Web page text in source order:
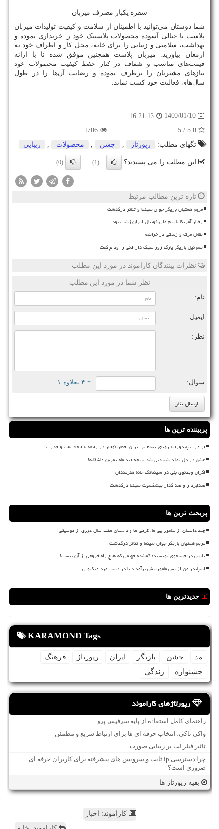
سفره یکبار مصرف میزبان
شما دوستان می‌توانید با اطمینان از سلامت و کیفیت تولیدات میزبان
پلاست با خیالی آسوده محصولات پلاستیک خود را خریداری نموده و
بهداشت، سلامتی و زیبایی را برای خانه، محل کار و اطراف خود به
ارمغان بیاورید. میزبان پلاست همچنین موفق شده تا با ارائه
قیمت‌های مناسب و شفاف در کنار حفظ کیفیت محصولات خود
نیازهای مشتریان را برطرف نموده و رضایت آن‌ها را در طول
سال‌های فعالیت خود کسب نماید.
1400/01/10
16:21:13
5.0
/ 5
1706
تگهای مطلب:
رپورتاژ جشن محصولات زیبایی
این مطلب را می پسندید؟ (1)
(0)
تازه ترین مطالب مرتبط
مریم همتیان بازیگر جوان سینما و تئاتر درگذشت
رفتار آمریکا با تیم ملی فوتبال ایران زشت بود
تقابل مرگ و زندگی در خراشه
سم نیل بازیگر پارک ژوراسیک دار فانی را وداع گفت
نظرات بینندگان کاراموند در مورد این مطلب
نظر شما در مورد این مطلب
نام:
ایمیل:
نظر:
سوال: = ۴ بعلاوه ۱
پربیننده ترین ها
از غارت پاندورا تا رؤیای تسلط بر ایران اخطار آواتار در رابطه با اتحاد نفت و قدرت
عشق در دل بماند شنیدنی شد نتیجه چند ماه تمرین عاشقانه!
اکران ویدئوی بنی در سینماتک خانه هنرمندان
صدابردار و صداگذار پیشکسوت سینما درگذشت
پربحث ترین ها
چند داستان از سامورایی ها، گرمی ها و داستان هفت سال دوری از موسیقی!
مریم همتیان بازیگر جوان سینما و تئاتر درگذشت
پلیس در جستجوی نویسنده گمشده جهنمی که هیچ راه خروجی از آن نیست!
اسپایدر من از پس ماموریتش برآمد دنیا در دست مرد عنکبوتی
جدیدترین ها
KARAMOND Tags
مد جشن بازیگر ایران رپورتاژ
فرهنگ
جشنواره
زندگی
رپورتاژهای کاراموند
راهنمای کامل استفاده از پایه سرفیس پرو
واکی تاکی، انتخاب حرفه ای ها برای ارتباط سریع و مطمئن
تاثیر فیلر لب بر زیبایی صورت
چرا دسترسی ip ثابت و سرویس های پیشرفته برای کاربران حرفه ای
ضروری است؟
بقیه رپورتاژ ها
کاراموند: اخبار